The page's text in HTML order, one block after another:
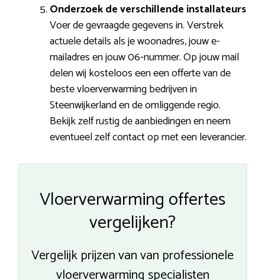
Onderzoek de verschillende installateurs
Voer de gevraagde gegevens in. Verstrek
actuele details als je woonadres, jouw e-
mailadres en jouw 06-nummer. Op jouw mail
delen wij kosteloos een een offerte van de
beste vloerverwarming bedrijven in
Steenwijkerland en de omliggende regio.
Bekijk zelf rustig de aanbiedingen en neem
eventueel zelf contact op met een leverancier.
Vloerverwarming offertes
vergelijken?
Vergelijk prijzen van van professionele
vloerverwarming specialisten